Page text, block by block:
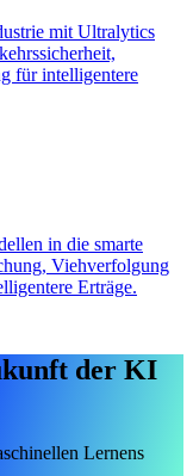
mit Ultralytics
für intelligentere
in die smarte
Viehverfolgung
Erträge.
der KI
Lernens